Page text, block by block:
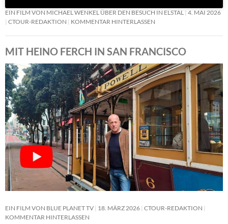
EIN FILM VON MICHAEL WENKEL ÜBER DEN BESUCH IN ELSTAL
4. MAI 2026
CTOUR-REDAKTION
KOMMENTAR HINTERLASSEN
MIT HEINO FERCH IN SAN FRANCISCO
EIN FILM VON BLUE PLANET TV 18. MÄRZ 2026 CTOUR-REDAKTION
KOMMENTAR HINTERLASSEN